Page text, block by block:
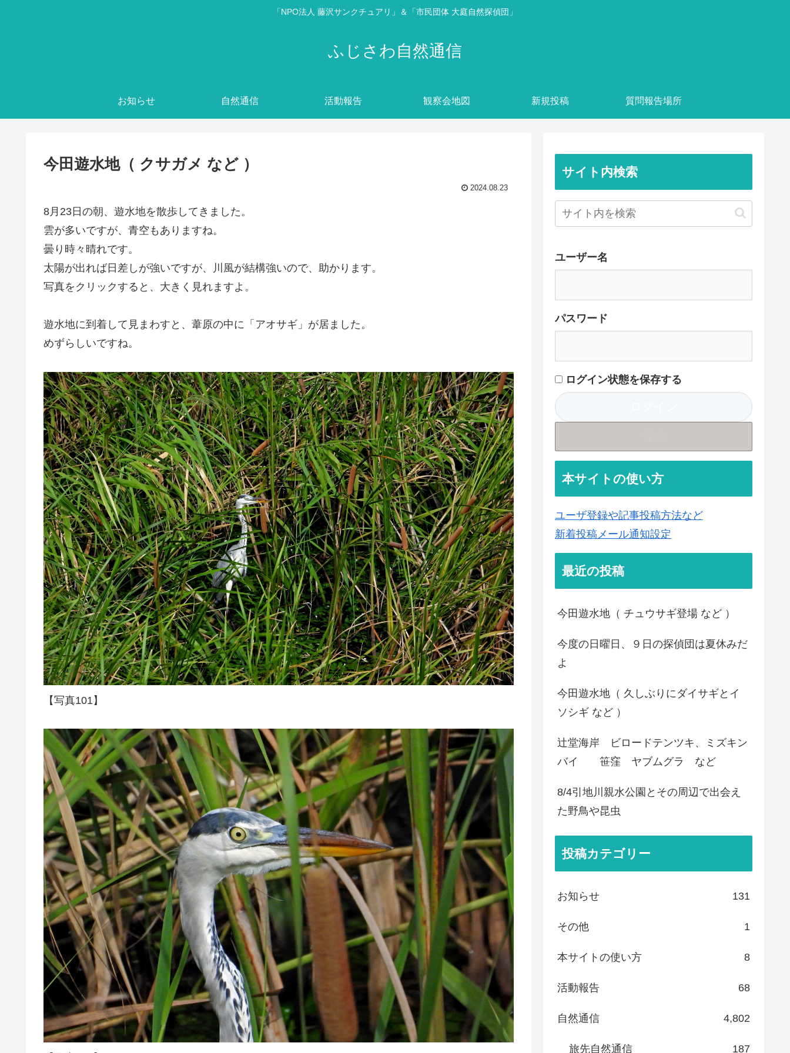
「NPO法人 藤沢サンクチュアリ」＆「市民団体 大庭自然探偵団」
ふじさわ自然通信
お知らせ 自然通信 活動報告 観察会地図 新規投稿 質問報告場所
今田遊水地（ クサガメ など ）
2024.08.23
8月23日の朝、遊水地を散歩してきました。
雲が多いですが、青空もありますね。
曇り時々晴れです。
太陽が出れば日差しが強いですが、川風が結構強いので、助かります。
写真をクリックすると、大きく見れますよ。
遊水地に到着して見まわすと、葦原の中に「アオサギ」が居ました。
めずらしいですね。
【写真101】
サイト内検索
ユーザー名
パスワード
ログイン状態を保存する
本サイトの使い方
ユーザ登録や記事投稿方法など
新着投稿メール通知設定
最近の投稿
今田遊水地（ チュウサギ登場 など ）
今度の日曜日、９日の探偵団は夏休みだ
よ
今田遊水地（ 久しぶりにダイサギとイ
ソシギ など ）
辻堂海岸 ビロードテンツキ、ミズキン
バイ 笹窪 ヤブムグラ など
8/4引地川親水公園とその周辺で出会え
た野鳥や昆虫
投稿カテゴリー
お知らせ 131
その他 1
本サイトの使い方 8
活動報告 68
自然通信 4,802
旅先自然通信 187